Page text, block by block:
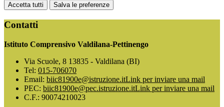
Accetta tutti Salva le preferenze
Contatti
Istituto Comprensivo Valdilana-Pettinengo
Via Scuole, 8 13835 - Valdilana (BI)
Tel: 015-706070
Email: biic81900e@istruzione.itLink per inviare una mail
PEC: biic81900e@pec.istruzione.itLink per inviare una mail
C.F.: 90074210023